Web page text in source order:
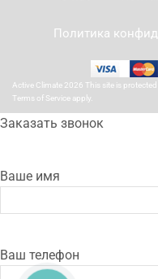
Политика
Active Climate 2026 This site is
Terms of Service apply.
Заказать звонок
Ваше имя
Ваш телефон